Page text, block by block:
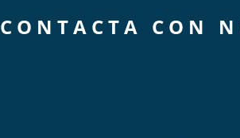
CONTACTA CON